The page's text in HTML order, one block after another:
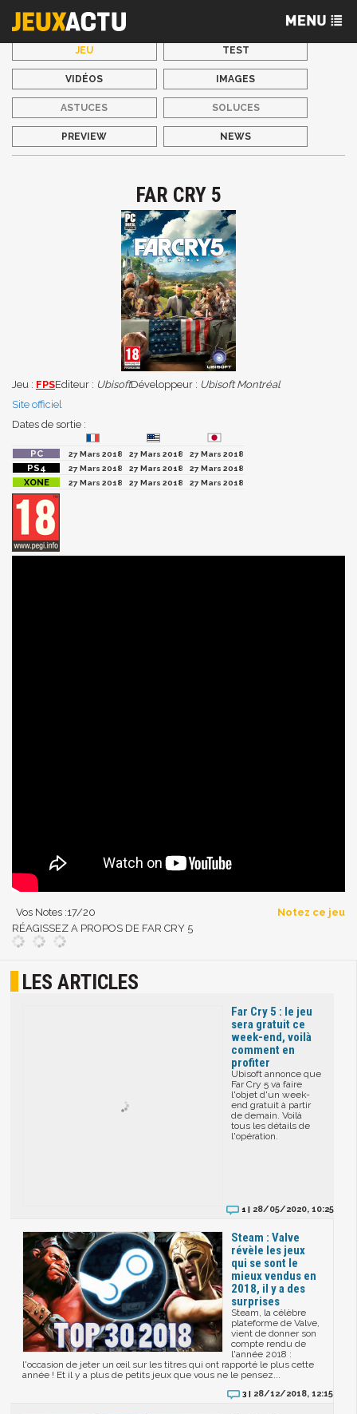
JEU TEST
VIDÉOS IMAGES
ASTUCES SOLUCES
PREVIEW NEWS
FAR CRY 5
Jeu : FPSEditeur : UbisoftDéveloppeur : Ubisoft Montréal
Site officiel
Dates de sortie :
27 Mars 2018 27 Mars 2018
27 Mars 2018
27 Mars 2018
27 Mars 2018
27 Mars 2018
27 Mars 2018
27 Mars 2018 27 Mars 2018
Vos Notes :17/20
Notez ce jeu
RÉAGISSEZ A PROPOS DE FAR CRY 5
LES ARTICLES
Far Cry 5 : le jeu
sera gratuit ce
week-end, voilà
comment en
profiter
Ubisoft annonce que
Far Cry 5 va faire
l'objet d'un week-
end gratuit à partir
de demain. Voilà
tous les détails de
l'opération.
1 | 28/05/2020, 10:25
Steam : Valve
révèle les jeux
qui se sont le
mieux vendus en
2018, il y a des
surprises
Steam, la célèbre
plateforme de Valve,
vient de donner son
compte rendu de
l'année 2018 :
l'occasion de jeter un œil sur les titres qui ont rapporté le plus cette
année ! Et il y a plus de petits jeux que vous ne le pensez...
3 |28/12/2018, 12:15